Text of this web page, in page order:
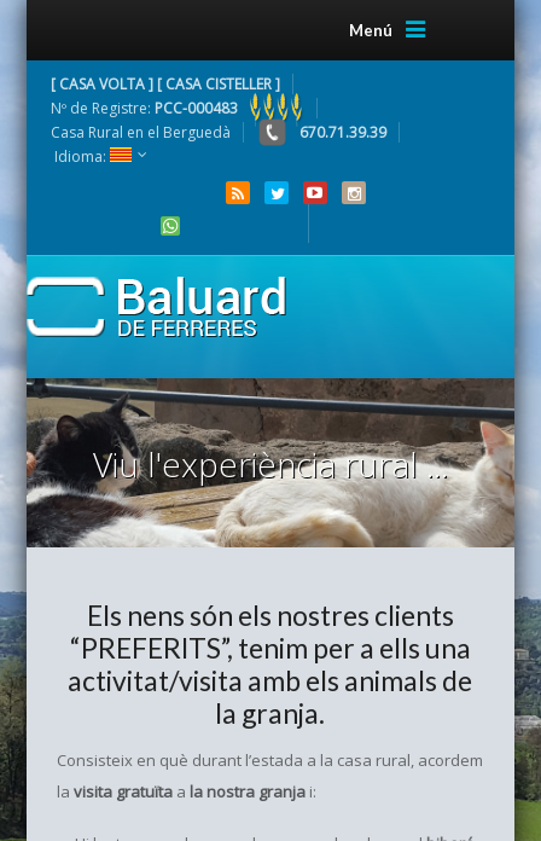
Menú
[ CASA VOLTA ] [ CASA CISTELLER ]
Nº de Registre: PCC-000483
Casa Rural en el Berguedà
670.71.39.39
Idioma:
Viu l'experiència rural ...
Els nens són els nostres clients
“PREFERITS”, tenim per a ells una
activitat/visita amb els animals de
la granja.
Consisteix en què durant l’estada a la casa rural, acordem
la visita gratuïtaa la nostra granjai: